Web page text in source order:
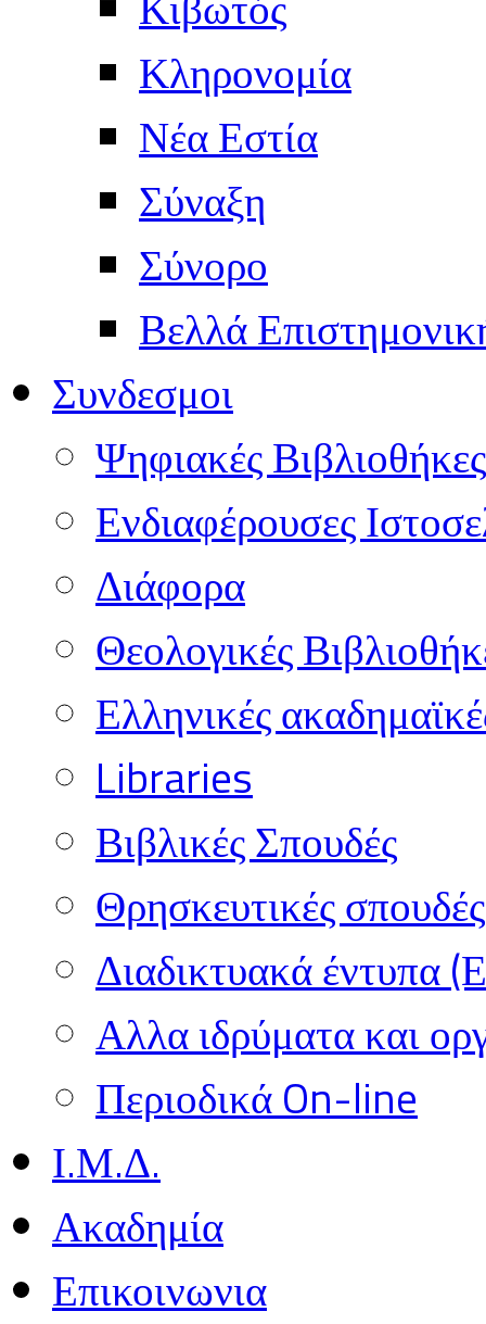
Κληρονομία
Νέα Εστία
Σύναξη
Σύνορο
Βελλά
Συνδεσμοι
Ψηφιακές Βιβλιοθήκες
Ενδιαφέρουσες
Διάφορα
Θεολογικές
Ελληνικές
Libraries
Βιβλικές Σπουδές
Θρησκευτικές
Διαδικτυακά έντυπα
Αλλα ιδρύματα και
Περιοδικά On-line
Ι.Μ.Δ.
Ακαδημία
Επικοινωνια